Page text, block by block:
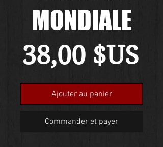
MONDIALE
38,00 $US
Ajouter au panier
Commander et payer